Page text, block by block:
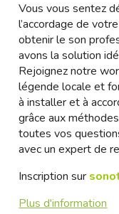
Vous vous sentez
l’accordage de
obtenir le son
avons la solution
Rejoignez notre
légende locale et
à installer et à
grâce aux
toutes vos
avec un expert de
Inscription sur
Plus d'information